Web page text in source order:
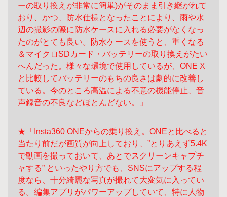
ーの取り換えが非常に簡単)がそのまま引き継がれて
おり、かつ、防水仕様となったことにより、雨や水
辺の撮影の際に防水ケースに入れる必要がなくなっ
たのがとても良い。防水ケースを使うと、重くなる
＆マイクロSDカード・バッテリーの取り換えがたい
へんだった。様々な環境で使用しているが、ONE X
と比較してバッテリーのもちの良さは劇的に改善し
ている。今のところ高温による不意の機能停止、音
声録音の不良などほとんどない。」
★「Insta360 ONEからの乗り換え。ONEと比べると
当たり前だが画質が向上しており、”とりあえず5.4K
で動画を撮っておいて、あとでスクリーンキャプチ
ャする” といったやり方でも、SNSにアップする程
度なら、十分綺麗な写真が撮れて大変気に入ってい
る。編集アプリがパワーアップしていて、特に人物